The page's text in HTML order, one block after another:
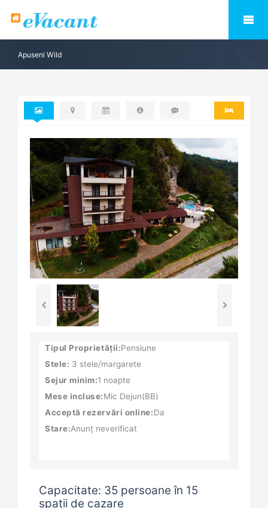
Apuseni Wild
Tipul Proprietății:Pensiune
Stele: 3 stele/margarete
Sejur minim:1 noapte
Mese incluse:Mic Dejun(BB)
Acceptă rezervări online:Da
Stare:Anunț neverificat
Capacitate: 35 persoane în 15
spații de cazare